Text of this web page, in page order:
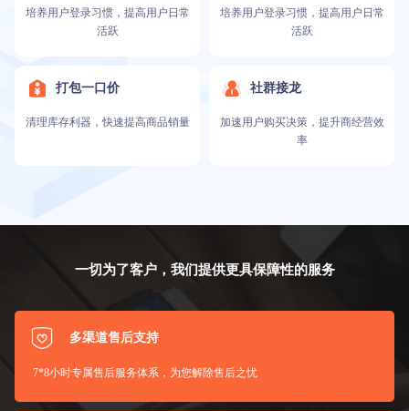
培养用户登录习惯，提高用户日常
活跃
培养用户登录习惯，提高用户日常
活跃
打包一口价
清理库存利器，快速提高商品销量
社群接龙
加速用户购买决策，提升商经营效
率
一切为了客户，我们提供更具保障性的服务
多渠道售后支持
7*8小时专属售后服务体系，为您解除售后之忧